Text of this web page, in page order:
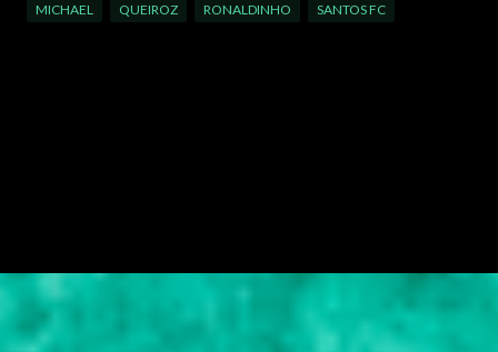
MICHAEL QUEIROZ RONALDINHO SANTOS FC
n
t